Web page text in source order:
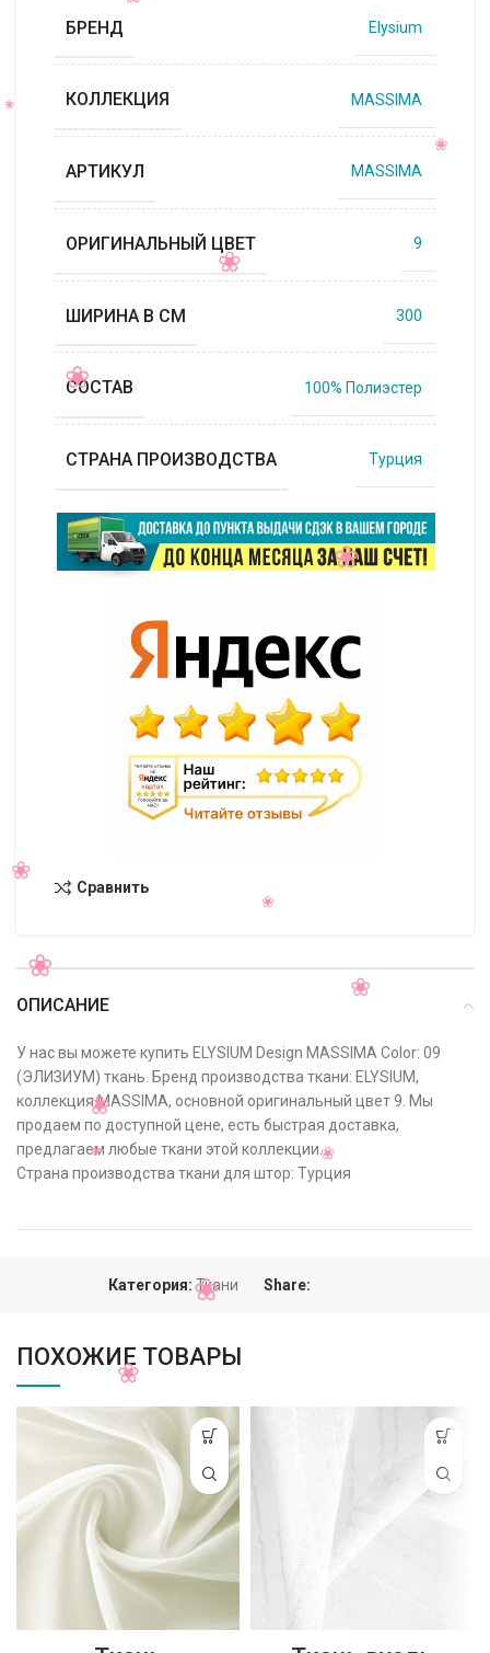
БРЕНД Elysium
КОЛЛЕКЦИЯ MASSIMA
АРТИКУЛ MASSIMA
ОРИГИНАЛЬНЫЙ ЦВЕТ 9
ШИРИНА В СМ 300
СОСТАВ 100% Полиэстер
СТРАНА ПРОИЗВОДСТВА Турция
Сравнить
ОПИСАНИЕ
У нас вы можете купить ELYSIUM Design MASSIMA Color: 09
(ЭЛИЗИУМ) ткань. Бренд производства ткани: ELYSIUM,
коллекция MASSIMA, основной оригинальный цвет 9. Мы
продаем по доступной цене, есть быстрая доставка,
предлагаем любые ткани этой коллекции.
Страна производства ткани для штор: Турция
Категория: Ткани Share:
ПОХОЖИЕ ТОВАРЫ